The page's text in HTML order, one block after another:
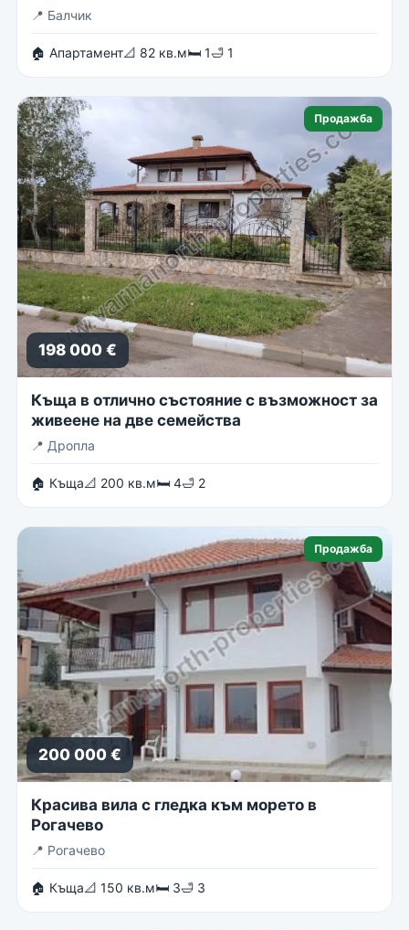
📍 Балчик
🏠 Апартамент📐 82 кв.м🛏 1🛁 1
Продажба
198 000 €
Къща в отлично състояние с възможност за
живеене на две семейства
📍 Дропла
🏠 Къща📐 200 кв.м🛏 4🛁 2
Продажба
200 000 €
Красива вила с гледка към морето в
Рогачево
📍 Рогачево
🏠 Къща📐 150 кв.м🛏 3🛁 3